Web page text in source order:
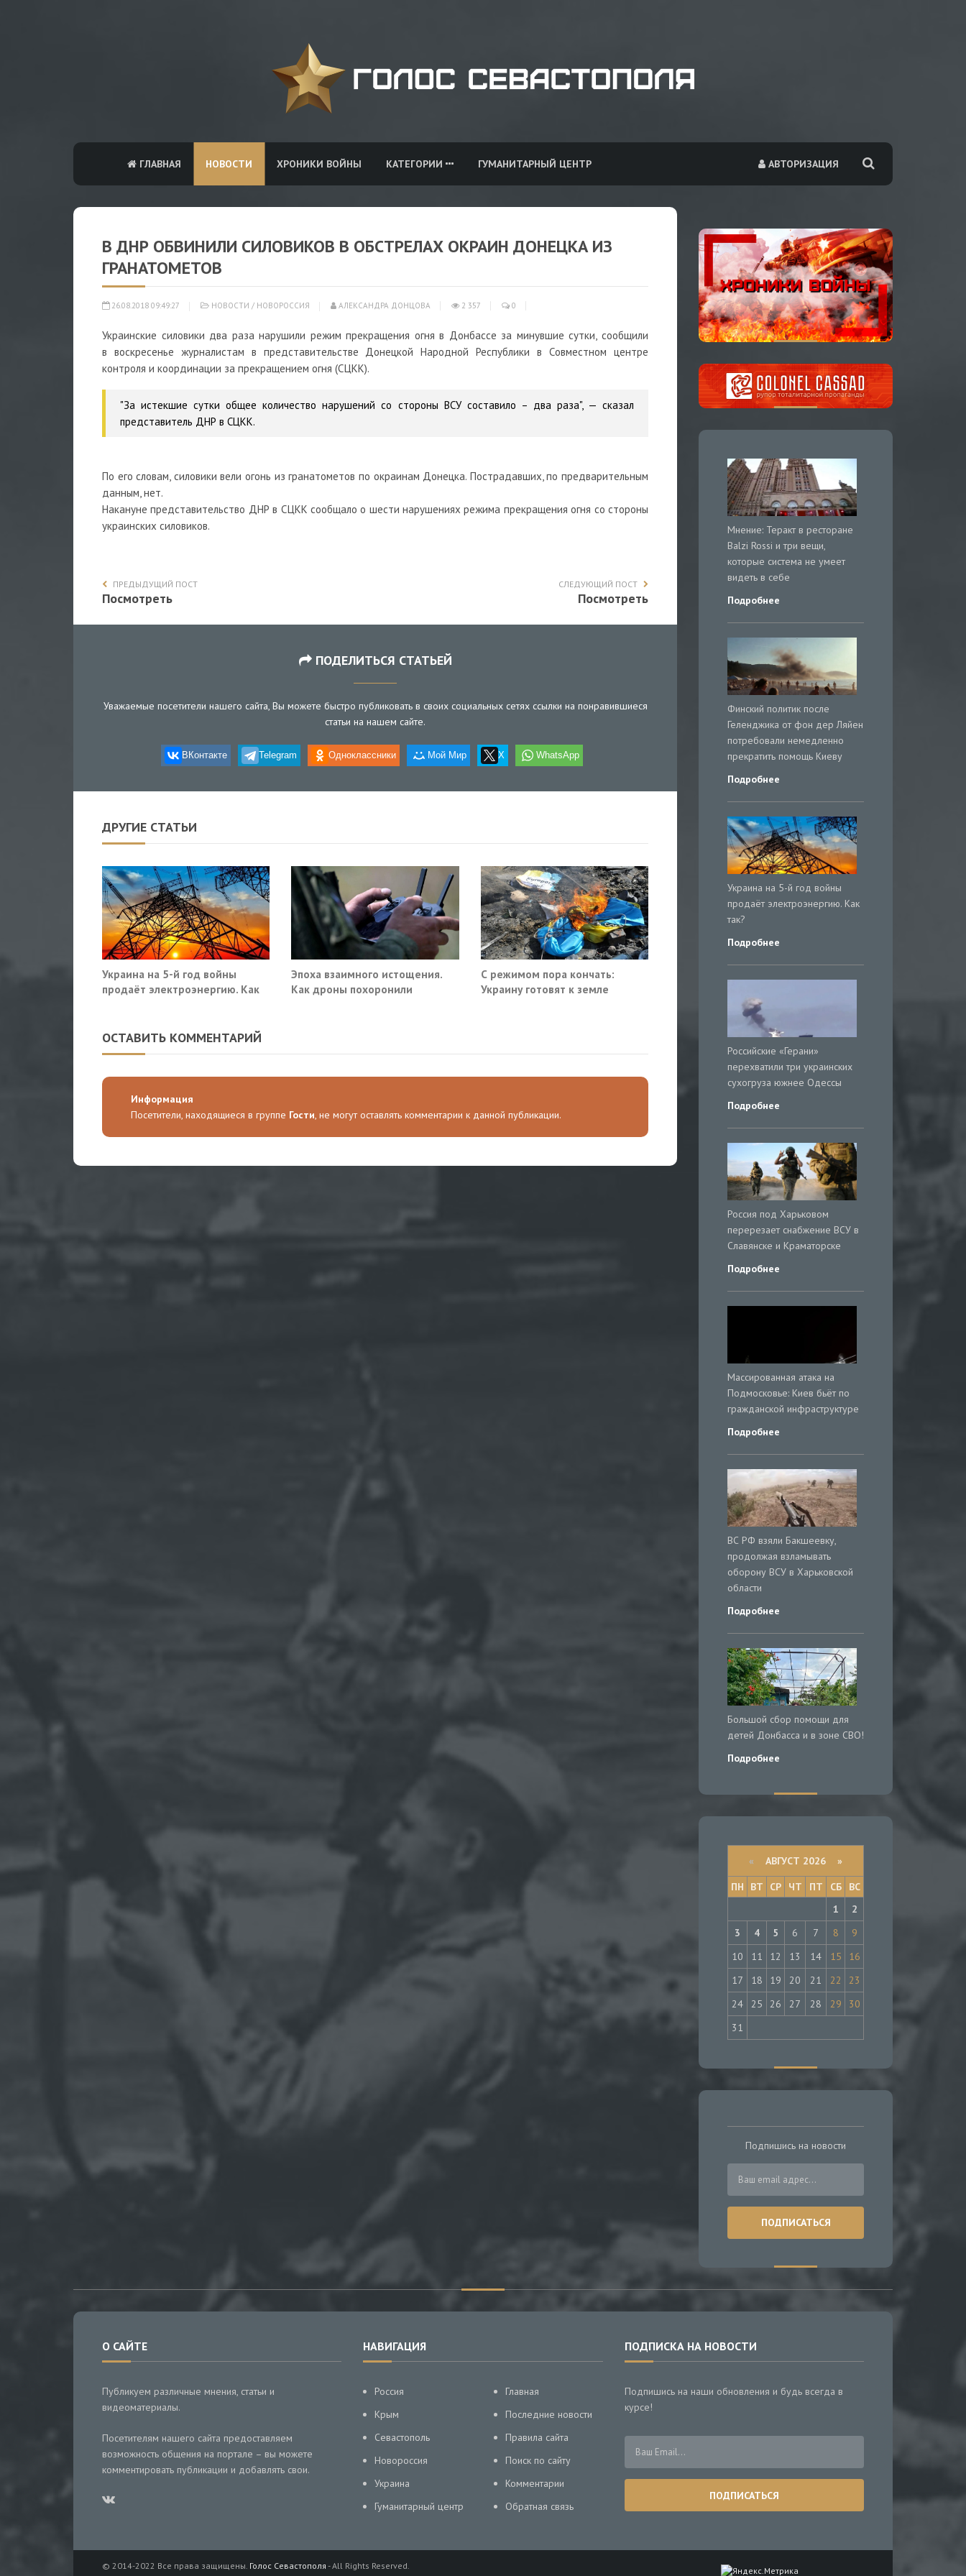
АВТОРИЗАЦИЯ
ГЛАВНАЯ НОВОСТИ ХРОНИКИ ВОЙНЫ КАТЕГОРИИ ГУМАНИТАРНЫЙ ЦЕНТР
В ДНР ОБВИНИЛИ СИЛОВИКОВ В ОБСТРЕЛАХ ОКРАИН ДОНЕЦКА ИЗ
ГРАНАТОМЕТОВ
26.08.2018 09:49:27 НОВОСТИ / НОВОРОССИЯ АЛЕКСАНДРА ДОНЦОВА 2 357 0
Украинские силовики два раза нарушили режим прекращения огня в Донбассе за минувшие сутки, сообщили
в воскресенье журналистам в представительстве Донецкой Народной Республики в Совместном центре
контроля и координации за прекращением огня (СЦКК).
"За истекшие сутки общее количество нарушений со стороны ВСУ составило – два раза", — сказал
представитель ДНР в СЦКК.
По его словам, силовики вели огонь из гранатометов по окраинам Донецка. Пострадавших, по предварительным
данным, нет.
Накануне представительство ДНР в СЦКК сообщало о шести нарушениях режима прекращения огня со стороны
украинских силовиков.
ПРЕДЫДУЩИЙ ПОСТ
Посмотреть
СЛЕДУЮЩИЙ ПОСТ
Посмотреть
ПОДЕЛИТЬСЯ СТАТЬЕЙ
Уважаемые посетители нашего сайта, Вы можете быстро публиковать в своих социальных сетях ссылки на понравившиеся
статьи на нашем сайте.
ВКонтакте Telegram Одноклассники Мой Мир X WhatsApp
ДРУГИЕ СТАТЬИ
Украина на 5-й год войны
продаёт электроэнергию. Как
Эпоха взаимного истощения.
Как дроны похоронили
С режимом пора кончать:
Украину готовят к земле
ОСТАВИТЬ КОММЕНТАРИЙ
Информация
Посетители, находящиеся в группе Гости, не могут оставлять комментарии к данной публикации.
Мнение: Теракт в ресторане
Balzi Rossi и три вещи,
которые система не умеет
видеть в себе
Подробнее
Финский политик после
Геленджика от фон дер Ляйен
потребовали немедленно
прекратить помощь Киеву
Подробнее
Украина на 5-й год войны
продаёт электроэнергию. Как
так?
Подробнее
Российские «Герани»
перехватили три украинских
сухогруза южнее Одессы
Подробнее
Россия под Харьковом
перерезает снабжение ВСУ в
Славянске и Краматорске
Подробнее
Массированная атака на
Подмосковье: Киев бьёт по
гражданской инфраструктуре
Подробнее
ВС РФ взяли Бакшеевку,
продолжая взламывать
оборону ВСУ в Харьковской
области
Подробнее
Большой сбор помощи для
детей Донбасса и в зоне СВО!
Подробнее
« АВГУСТ 2026 »
ПН
ВТ СР ЧТ ПТ СБ
ВС
1
2
3
4 5 6 7 8
9
10
11 12 13 14 15
16
17
18 19 20 21 22
23
24
25 26 27 28 29
30
31
Подпишись на новости
О САЙТЕ
Публикуем различные мнения, статьи и
видеоматериалы.
Посетителям нашего сайта предоставляем
возможность общения на портале – вы можете
комментировать публикации и добавлять свои.
НАВИГАЦИЯ
Россия
Крым
Севастополь
Новороссия
Украина
Гуманитарный центр
Главная
Последние новости
Правила сайта
Поиск по сайту
Комментарии
Обратная связь
ПОДПИСКА НА НОВОСТИ
Подпишись на наши обновления и будь всегда в
курсе!
© 2014-2022 Все права защищены. Голос Севастополя - All Rights Reserved.